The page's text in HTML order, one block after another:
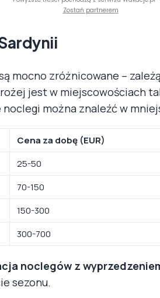
Zostań partnerem
mocno zróżnicowane –
jest w miejscowościach
można znaleźć w
Cena za dobę (EUR)
25-50
70-150
150-300
300-700
noclegów z
sezonu.